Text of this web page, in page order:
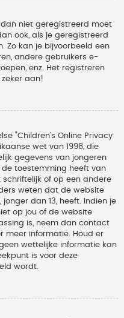
niet geregistreerd moet
ook, als je geregistreerd
Zo kan je bijvoorbeeld een
andere gebruikers e-
enz. Het registreren
aan!
"Children’s Online Privacy
wet van 1998, die
gegevens van jongeren
de toestemming heeft van
of op een andere
weten dat de website
dan 13, heeft. Indien je
op jou of de website
is, neem dan contact
meer informatie. Houd er
wettelijke informatie kan
is voor deze
wordt.